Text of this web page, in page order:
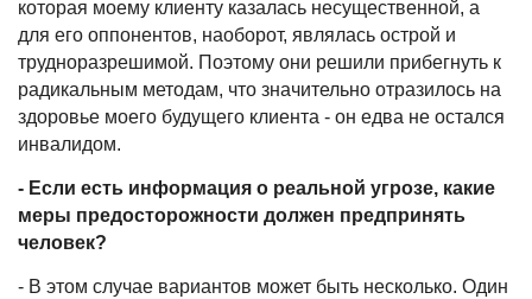
которая моему клиенту казалась несущественной, а
для его оппонентов, наоборот, являлась острой и
трудноразрешимой. Поэтому они решили прибегнуть к
радикальным методам, что значительно отразилось на
здоровье моего будущего клиента - он едва не остался
инвалидом.
- Если есть информация о реальной угрозе, какие
меры предосторожности должен предпринять
человек?
- В этом случае вариантов может быть несколько. Один